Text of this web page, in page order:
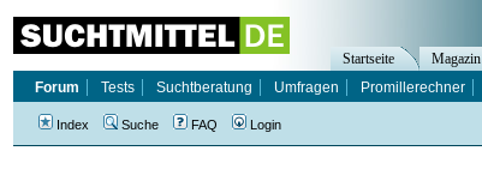
Startseite Magazin
Forum
Tests Suchtberatung Umfragen Promillerechner
Index Suche FAQ Login